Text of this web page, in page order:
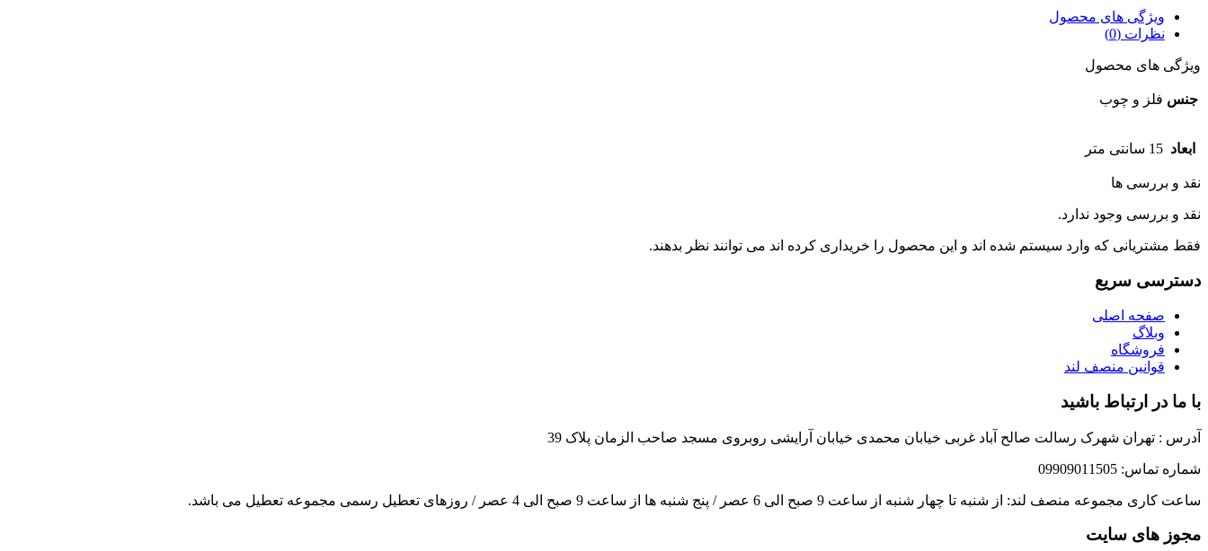
ویژگی های محصول
نظرات (0)
ویژگی های محصول
جنس فلز و چوب
ابعاد 15 سانتی متر
نقد و بررسی ها
نقد و بررسی وجود ندارد.
فقط مشتریانی که وارد سیستم شده اند و این محصول را خریداری کرده اند می توانند نظر بدهند.
دسترسی سریع
صفحه اصلی
وبلاگ
فروشگاه
قوانین منصف لند
با ما در ارتباط باشید
آدرس : تهران شهرک رسالت صالح آباد غربی خیابان محمدی خیابان آرایشی روبروی مسجد صاحب الزمان پلاک 39
شماره تماس: 09909011505
ساعت کاری مجموعه منصف لند: از شنبه تا چهار شنبه از ساعت 9 صبح الی 6 عصر / پنج شنبه ها از ساعت 9 صبح الی 4 عصر / روزهای تعطیل رسمی مجموعه تعطیل می باشد.
مجوز های سایت